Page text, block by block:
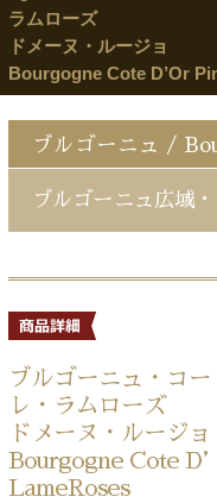
ラムローズ
ドメーヌ・ルージョ
Bourgogne Cote D’Or
ブルゴーニュ /
ブルゴーニュ広域
ブルゴーニュ・コ
レ・ラムローズ
ドメーヌ・ルージョ
Bourgogne Cote
LameRoses